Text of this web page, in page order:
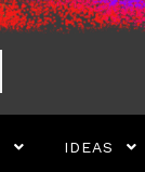
IDEAS